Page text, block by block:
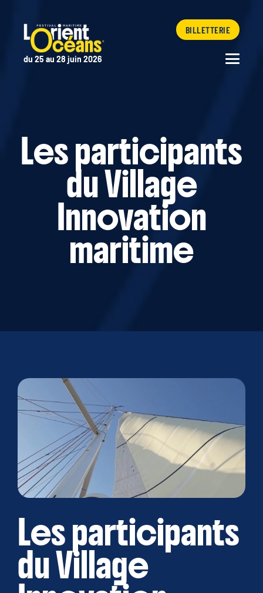
BILLETTERIE
du 25 au 28 juin 2026
Les participants
du Village
Innovation
maritime
Les participants
du Village